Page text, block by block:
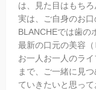
は、見た目はもち
実は、ご自身のお口
BLANCHEでは歯の
最新の口元の美容（
お一人お一人のラ
まで、ご一緒に見
ていきたいと思って